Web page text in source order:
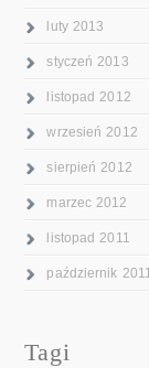
luty 2013
styczeń 2013
listopad 2012
wrzesień 2012
sierpień 2012
marzec 2012
listopad 2011
październik 2011
Tagi